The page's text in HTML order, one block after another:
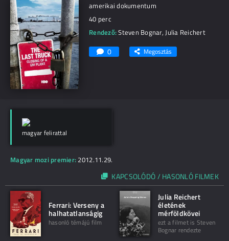
amerikai dokumentum
40 perc
Rendező:Steven Bognar,Julia Reichert
0 Megosztás
magyar felirattal
Magyar mozi premier: 2012.11.29.
KAPCSOLÓDÓ / HASONLÓ FILMEK
Ferrari: Verseny a
halhatatlanságig
hasonló témájú film
Julia Reichert
életének
mérföldkövei
ezt a filmet is Steven
Bognar rendezte